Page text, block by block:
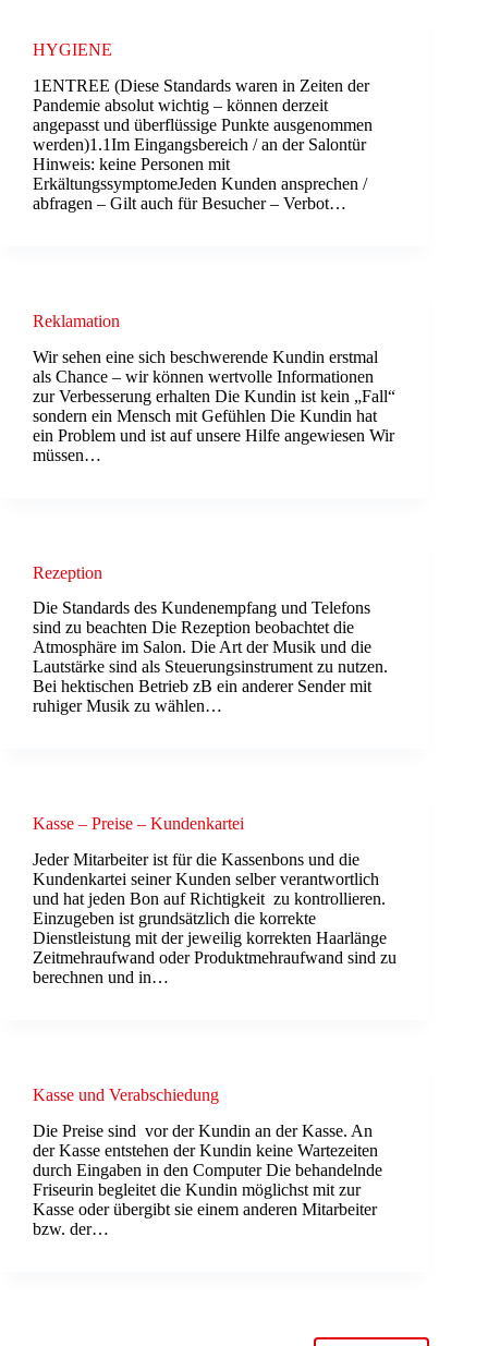
HYGIENE
1ENTREE (Diese Standards waren in Zeiten der
Pandemie absolut wichtig – können derzeit
angepasst und überflüssige Punkte ausgenommen
werden)1.1Im Eingangsbereich / an der Salontür
Hinweis: keine Personen mit
ErkältungssymptomeJeden Kunden ansprechen /
abfragen – Gilt auch für Besucher – Verbot…
Reklamation
Wir sehen eine sich beschwerende Kundin erstmal
als Chance – wir können wertvolle Informationen
zur Verbesserung erhalten Die Kundin ist kein „Fall“
sondern ein Mensch mit Gefühlen Die Kundin hat
ein Problem und ist auf unsere Hilfe angewiesen Wir
müssen…
Rezeption
Die Standards des Kundenempfang und Telefons
sind zu beachten Die Rezeption beobachtet die
Atmosphäre im Salon. Die Art der Musik und die
Lautstärke sind als Steuerungsinstrument zu nutzen.
Bei hektischen Betrieb zB ein anderer Sender mit
ruhiger Musik zu wählen…
Kasse – Preise – Kundenkartei
Jeder Mitarbeiter ist für die Kassenbons und die
Kundenkartei seiner Kunden selber verantwortlich
und hat jeden Bon auf Richtigkeit zu kontrollieren.
Einzugeben ist grundsätzlich die korrekte
Dienstleistung mit der jeweilig korrekten Haarlänge
Zeitmehraufwand oder Produktmehraufwand sind zu
berechnen und in…
Kasse und Verabschiedung
Die Preise sind vor der Kundin an der Kasse. An
der Kasse entstehen der Kundin keine Wartezeiten
durch Eingaben in den Computer Die behandelnde
Friseurin begleitet die Kundin möglichst mit zur
Kasse oder übergibt sie einem anderen Mitarbeiter
bzw. der…